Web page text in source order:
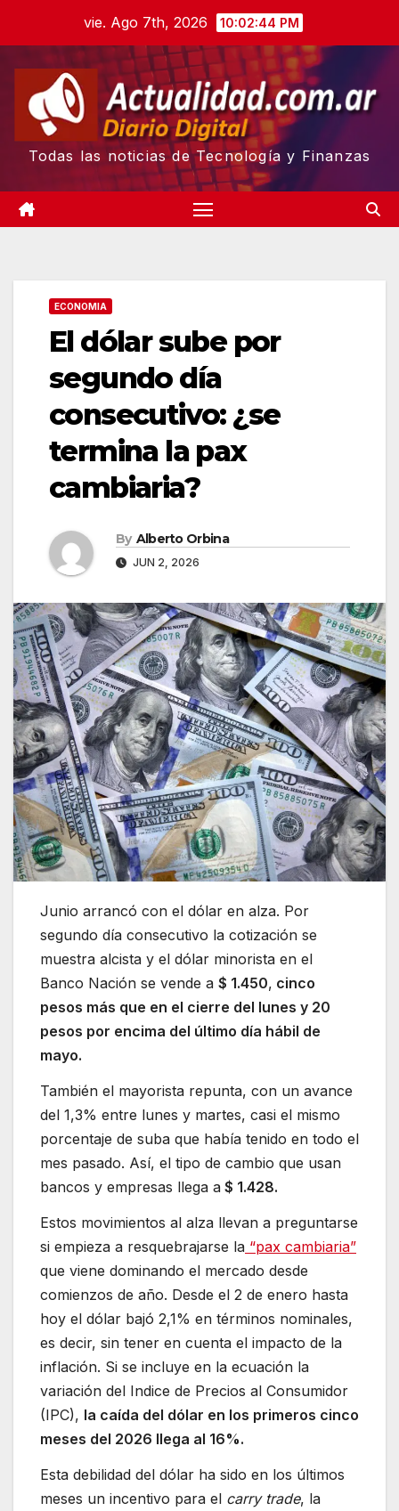
content
vie. Ago 7th, 2026 10:02:45 PM
Todas las noticias de Tecnología y Finanzas
ECONOMIA
El dólar sube por
segundo día
consecutivo: ¿se
termina la pax
cambiaria?
By Alberto Orbina
JUN 2, 2026
Junio arrancó con el dólar en alza. Por
segundo día consecutivo la cotización se
muestra alcista y el dólar minorista en el
Banco Nación se vende a $ 1.450, cinco
pesos más que en el cierre del lunes y 20
pesos por encima del último día hábil de
mayo.
También el mayorista repunta, con un avance
del 1,3% entre lunes y martes, casi el mismo
porcentaje de suba que había tenido en todo el
mes pasado. Así, el tipo de cambio que usan
bancos y empresas llega a $ 1.428.
Estos movimientos al alza llevan a preguntarse
si empieza a resquebrajarse la “pax cambiaria”
que viene dominando el mercado desde
comienzos de año. Desde el 2 de enero hasta
hoy el dólar bajó 2,1% en términos nominales,
es decir, sin tener en cuenta el impacto de la
inflación. Si se incluye en la ecuación la
variación del Indice de Precios al Consumidor
(IPC), la caída del dólar en los primeros cinco
meses del 2026 llega al 16%.
Esta debilidad del dólar ha sido en los últimos
meses un incentivo para el carry trade, la